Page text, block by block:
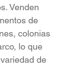
Venden
de
colonias
lo que
de